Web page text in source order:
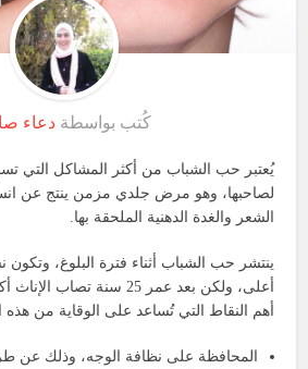
كُتب بواسطة دعاء
يُعتبر حب الشباب من أكثر المشاكل التي
لصاحبها، وهو مرض جلدي مزمن ينتج عن
الشعر والغدة الدهنية الملحقة بها.
ينتشر حب الشباب أثناء فترة البلوغ، وتكون
أعلى، ولكن بعد عمر 25 سنة
أهم النقاط التي تُساعد على الوقاية من هذه
المحافظة على نظافة الوجه، وذلك عن